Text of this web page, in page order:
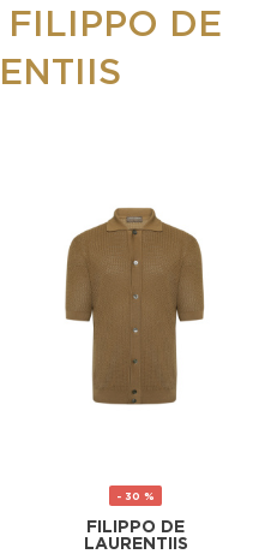
DE
- 30 %
FILIPPO DE
LAURENTIIS